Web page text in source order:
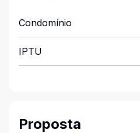
Condomínio
IPTU
Proposta